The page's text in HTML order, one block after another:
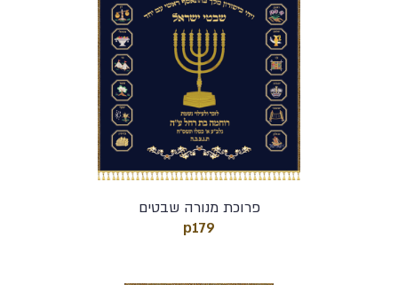
פרוכת מנורה שבטים
p179